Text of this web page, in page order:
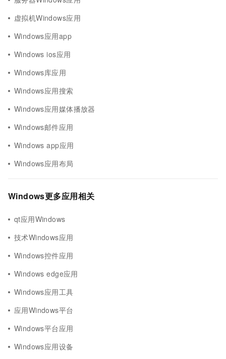
虚拟机Windows应用
Windows应用app
Windows ios应用
Windows库应用
Windows应用搜索
Windows应用媒体播放器
Windows邮件应用
Windows app应用
Windows应用布局
Windows更多应用相关
qt应用Windows
技术Windows应用
Windows控件应用
Windows edge应用
Windows应用工具
应用Windows平台
Windows平台应用
Windows应用设备